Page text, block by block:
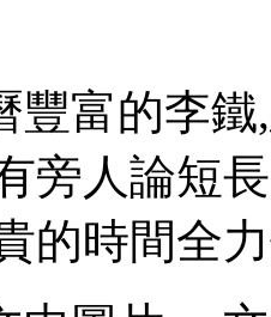
富的李鐵,
旁人論短
的時間全力